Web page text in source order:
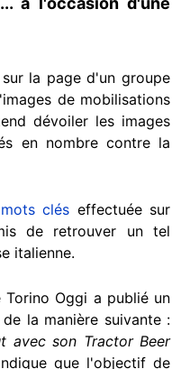
la page d'un groupe
de mobilisations
dévoiler les images
en nombre contre la
clés effectuée sur
de retrouver un tel
italienne.
Torino Oggi a publié un
la manière suivante :
avec son Tractor Beer
que l'objectif de